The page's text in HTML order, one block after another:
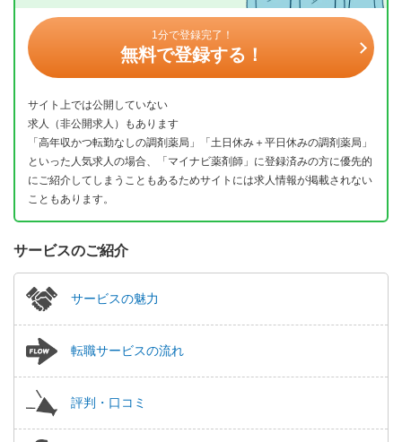
1分で登録完了！
無料で登録する！
サイト上では公開していない
求人（非公開求人）もあります
「高年収かつ転勤なしの調剤薬局」「土日休み＋平日休みの調剤薬局」
といった人気求人の場合、「マイナビ薬剤師」に登録済みの方に優先的
にご紹介してしまうこともあるためサイトには求人情報が掲載されない
こともあります。
サービスのご紹介
サービスの魅力
転職サービスの流れ
評判・口コミ